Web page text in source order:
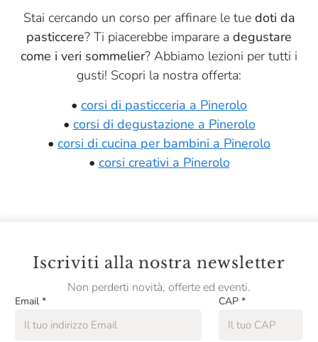
Stai cercando un corso per affinare le tue doti da
pasticcere? Ti piacerebbe imparare a degustare
come i veri sommelier? Abbiamo lezioni per tutti i
gusti! Scopri la nostra offerta:
• corsi di pasticceria a Pinerolo
• corsi di degustazione a Pinerolo
• corsi di cucina per bambini a Pinerolo
• corsi creativi a Pinerolo
Iscriviti alla nostra newsletter
Non perderti novità, offerte ed eventi.
Email * CAP *